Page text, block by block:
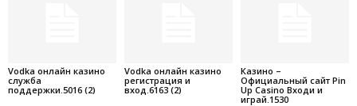
Vodka онлайн казино
служба
поддержки.5016 (2)
Vodka онлайн казино
регистрация и
вход.6163 (2)
Казино –
Официальный сайт Pin
Up Casino Входи и
играй.1530